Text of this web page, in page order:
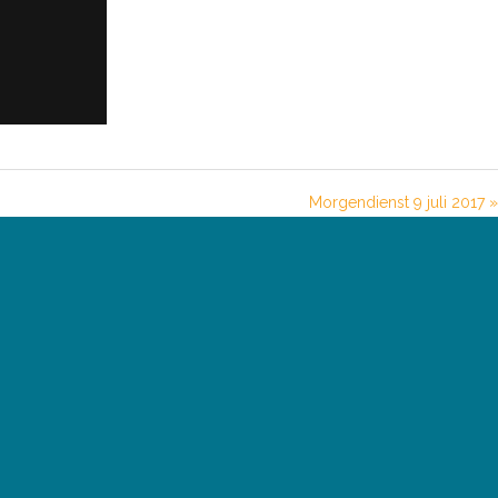
Morgendienst 9 juli 2017 »